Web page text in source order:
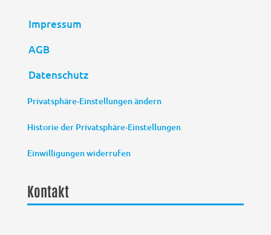
Impressum
AGB
Datenschutz
Privatsphäre-Einstellungen ändern
Historie der Privatsphäre-Einstellungen
Einwilligungen widerrufen
Kontakt